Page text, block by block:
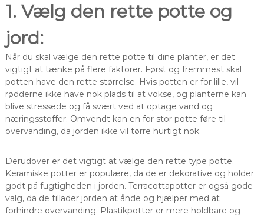
1. Vælg den rette potte og
jord:
Når du skal vælge den rette potte til dine planter, er det
vigtigt at tænke på flere faktorer. Først og fremmest skal
potten have den rette størrelse. Hvis potten er for lille, vil
rødderne ikke have nok plads til at vokse, og planterne kan
blive stressede og få svært ved at optage vand og
næringsstoffer. Omvendt kan en for stor potte føre til
overvanding, da jorden ikke vil tørre hurtigt nok.
Derudover er det vigtigt at vælge den rette type potte.
Keramiske potter er populære, da de er dekorative og holder
godt på fugtigheden i jorden. Terracottapotter er også gode
valg, da de tillader jorden at ånde og hjælper med at
forhindre overvanding. Plastikpotter er mere holdbare og